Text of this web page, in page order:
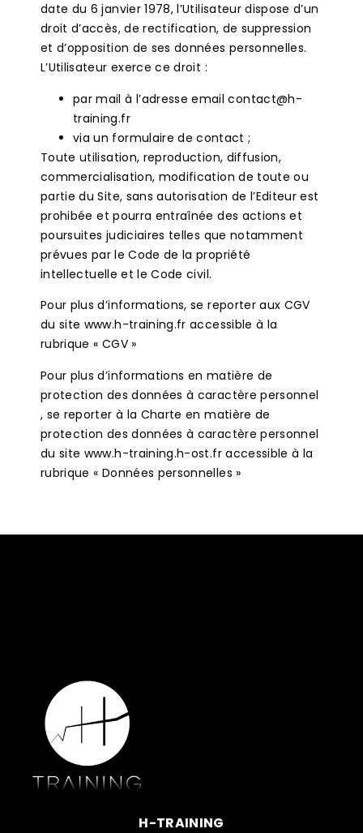
date du 6 janvier 1978, l’Utilisateur dispose d’un
droit d’accès, de rectification, de suppression
et d’opposition de ses données personnelles.
L’Utilisateur exerce ce droit :
par mail à l’adresse email contact@h-
training.fr
via un formulaire de contact ;
Toute utilisation, reproduction, diffusion,
commercialisation, modification de toute ou
partie du Site, sans autorisation de l’Editeur est
prohibée et pourra entraînée des actions et
poursuites judiciaires telles que notamment
prévues par le Code de la propriété
intellectuelle et le Code civil.
Pour plus d’informations, se reporter aux CGV
du site www.h-training.fr accessible à la
rubrique « CGV »
Pour plus d’informations en matière de
protection des données à caractère personnel
, se reporter à la Charte en matière de
protection des données à caractère personnel
du site www.h-training.h-ost.fr accessible à la
rubrique « Données personnelles »
H-TRAINING